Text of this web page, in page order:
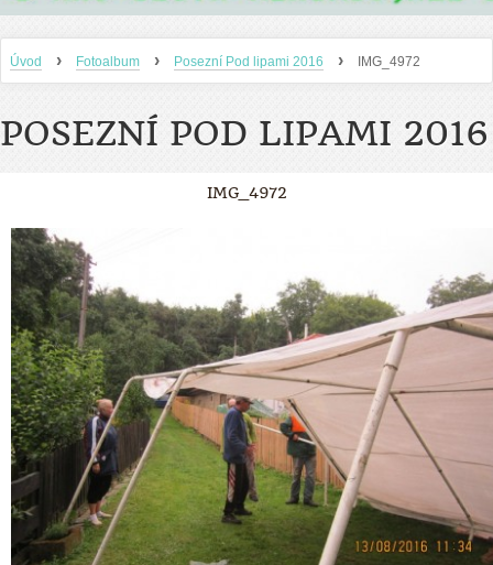
Úvod › Fotoalbum › Posezní Pod lipami 2016 › IMG_4972
POSEZNÍ POD LIPAMI 2016
IMG_4972